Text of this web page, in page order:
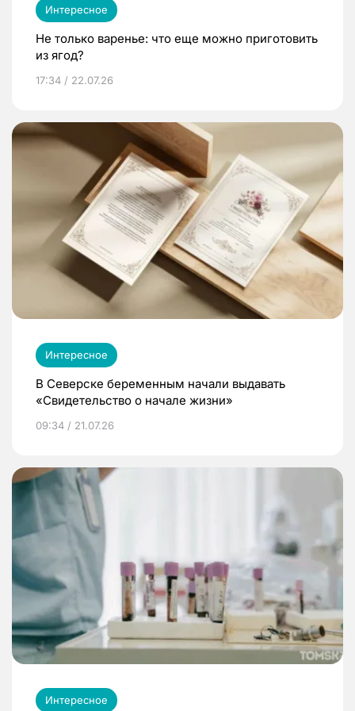
Интересное
Не только варенье: что еще можно приготовить
из ягод?
17:34 / 22.07.26
Интересное
В Северске беременным начали выдавать
«Свидетельство о начале жизни»
09:34 / 21.07.26
Интересное